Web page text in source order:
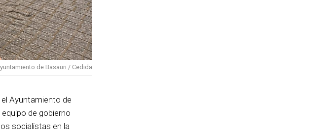
de Basauri / Cedida
el Ayuntamiento de
de gobierno
socialistas en la